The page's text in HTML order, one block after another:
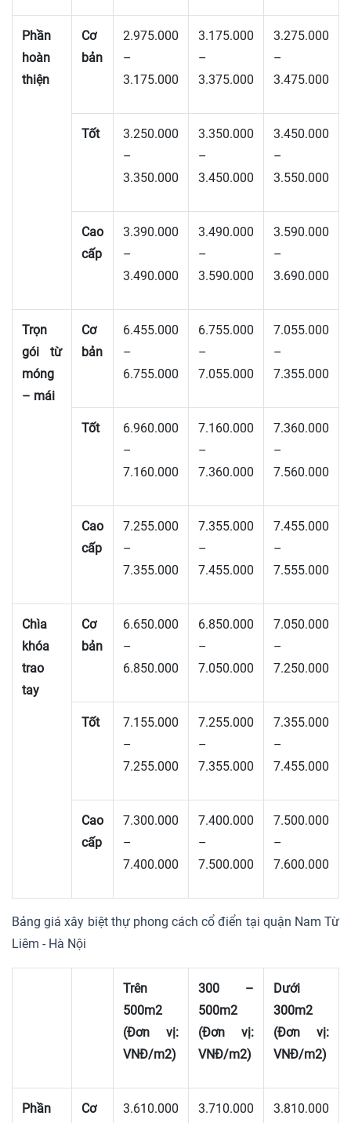
Phần
hoàn
thiện
Cơ
bản
2.975.000
–
3.175.000
3.175.000
–
3.375.000
3.275.000
–
3.475.000
Tốt
3.250.000
–
3.350.000
3.350.000
–
3.450.000
3.450.000
–
3.550.000
Cao
cấp
3.390.000
–
3.490.000
3.490.000
–
3.590.000
3.590.000
–
3.690.000
Trọn
gói từ
móng
– mái
Cơ
bản
6.455.000
–
6.755.000
6.755.000
–
7.055.000
7.055.000
–
7.355.000
Tốt
6.960.000
–
7.160.000
7.160.000
–
7.360.000
7.360.000
–
7.560.000
Cao
cấp
7.255.000
–
7.355.000
7.355.000
–
7.455.000
7.455.000
–
7.555.000
Chìa
khóa
trao
tay
Cơ
bản
6.650.000
–
6.850.000
6.850.000
–
7.050.000
7.050.000
–
7.250.000
Tốt
7.155.000
–
7.255.000
7.255.000
–
7.355.000
7.355.000
–
7.455.000
Cao
cấp
7.300.000
–
7.400.000
7.400.000
–
7.500.000
7.500.000
–
7.600.000
Bảng giá xây biệt thự phong cách cổ điển tại quận Nam Từ
Liêm - Hà Nội
Trên
500m2
(Đơn vị:
VNĐ/m2)
300 –
500m2
(Đơn vị:
VNĐ/m2)
Dưới
300m2
(Đơn vị:
VNĐ/m2)
Phần
Cơ
3.610.000
3.710.000
3.810.000